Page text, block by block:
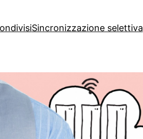
Sincronizzazione selettiva